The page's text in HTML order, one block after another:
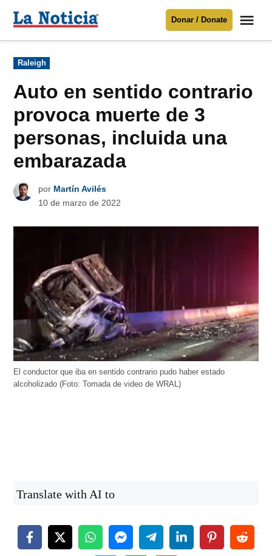
Para mantenerte informado necesitamos
Donar
contenido
Noticia
Donar / Donate
Publicado
en
Raleigh
Auto en sentido contrario
provoca muerte de 3
personas, incluida una
embarazada
por Martín Avilés
10 de marzo de 2022
El conductor que iba en sentido contrario pudo haber estado
alcoholizado (Foto: Tomada de video de WRAL)
Translate with AI to